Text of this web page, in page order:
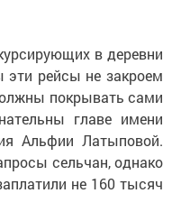
в деревни
рейсы не закроем
покрывать сами
главе имени
Альфии Латыповой.
сельчан, однако
не 160 тысяч